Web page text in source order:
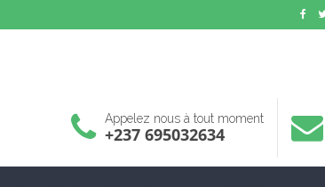
Appelez nous à tout moment
+237 695032634